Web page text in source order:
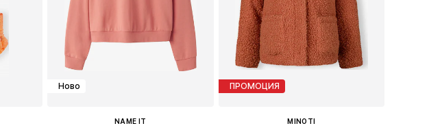
Ново
NAME IT
ПРОМОЦИЯ
MINOTI